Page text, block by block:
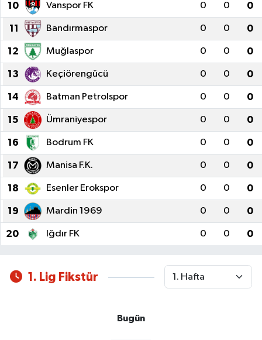
10 Vanspor FK 0 0 0
11 Bandırmaspor 0 0 0
12 Muğlaspor 0 0 0
13 Keçiörengücü 0 0 0
14 Batman Petrolspor 0 0 0
15 Ümraniyespor 0 0 0
16 Bodrum FK 0 0 0
17 Manisa F.K. 0 0 0
18 Esenler Erokspor 0 0 0
19 Mardin 1969 0 0 0
20 Iğdır FK 0 0 0
1. Lig Fikstür
Bugün
SİYASET
SPOR
TEKNOLOJİ
VİZYONDAKİLER
YAŞAM